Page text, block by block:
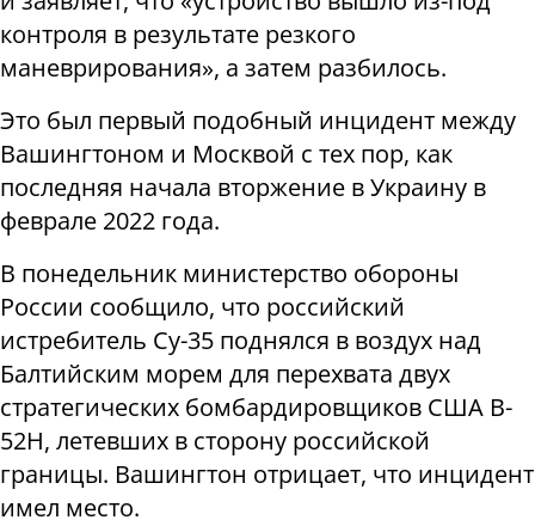
контроля в результате резкого
маневрирования», а затем разбилось.
Это был первый подобный инцидент между
Вашингтоном и Москвой с тех пор, как
последняя начала вторжение в Украину в
феврале 2022 года.
В понедельник министерство обороны
России сообщило, что российский
истребитель Су-35 поднялся в воздух над
Балтийским морем для перехвата двух
стратегических бомбардировщиков США B-
52H, летевших в сторону российской
границы. Вашингтон отрицает, что инцидент
имел место.